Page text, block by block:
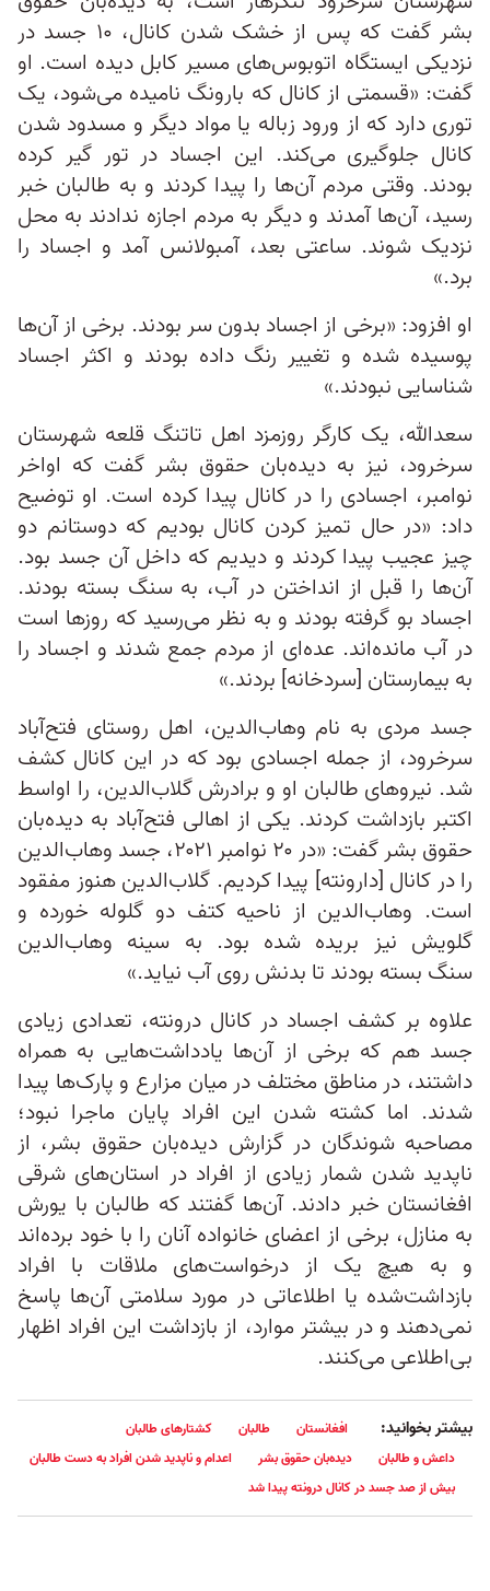
بشر گفت که پس از خشک شدن کانال، ۱۰ جسد در
نزدیکی ایستگاه اتوبوس‌های مسیر کابل دیده است. او
گفت: «قسمتی از کانال که بارونگ نامیده می‌شود، یک
توری دارد که از ورود زباله یا مواد دیگر و مسدود شدن
کانال جلوگیری می‌کند. این اجساد در تور گیر کرده
بودند. وقتی مردم آن‌ها را پیدا کردند و به طالبان خبر
رسید، آن‌ها آمدند و دیگر به مردم اجازه ندادند به محل
نزدیک شوند. ساعتی بعد، آمبولانس آمد و اجساد را
برد.»
او افزود: «برخی از اجساد بدون سر بودند. برخی از آن‌ها
پوسیده شده و تغییر رنگ داده بودند و اکثر اجساد
شناسایی نبودند.»
سعدالله، یک کارگر روزمزد اهل تاتنگ قلعه شهرستان
سرخرود، نیز به دیده‌بان حقوق بشر گفت که اواخر
نوامبر، اجسادی را در کانال پیدا کرده است. او توضیح
داد: «در حال تمیز کردن کانال بودیم که دوستانم دو
چیز عجیب پیدا کردند و دیدیم که داخل آن جسد بود.
آن‌ها را قبل از انداختن در آب، به سنگ بسته بودند.
اجساد بو گرفته بودند و به نظر می‌رسید که روزها است
در آب مانده‌اند. عده‌ای از مردم جمع شدند و اجساد را
به بیمارستان [سردخانه] بردند.»
جسد مردی به نام وهاب‌الدین، اهل روستای فتح‌آباد
سرخرود، از جمله اجسادی بود که در این کانال کشف
شد. نیروهای طالبان او و برادرش گلاب‌الدین، را اواسط
اکتبر بازداشت کردند. یکی از اهالی فتح‌آباد به دیده‌بان
حقوق بشر گفت: «در ۲۰ نوامبر ۲۰۲۱، جسد وهاب‌الدین
را در کانال [دارونته] پیدا کردیم. گلاب‌الدین هنوز مفقود
است. وهاب‌الدین از ناحیه کتف دو گلوله خورده و
گلویش نیز بریده شده بود. به سینه وهاب‌الدین
سنگ بسته بودند تا بدنش روی آب نیاید.»
علاوه بر کشف اجساد در کانال درونته، تعدادی زیادی
جسد هم که برخی از آن‌ها یادداشت‌هایی به همراه
داشتند، در مناطق مختلف در میان مزارع و پارک‌ها پیدا
شدند. اما کشته شدن این افراد پایان ماجرا نبود؛
مصاحبه شوندگان در گزارش دیده‌بان حقوق بشر، از
ناپدید شدن شمار زیادی از افراد در استان‌های شرقی
افغانستان خبر دادند. آن‌ها گفتند که طالبان با یورش
به منازل، برخی از اعضای خانواده آنان را با خود برده‌اند
و به هیچ یک از درخواست‌های ملاقات با افراد
بازداشت‌شده یا اطلاعاتی در مورد سلامتی آن‌ها پاسخ
نمی‌دهند و در بیشتر موارد، از بازداشت این افراد اظهار
بی‌اطلاعی می‌کنند.
بیشتر بخوانید: افغانستان طالبان
کشتارهای طالبان
داعش و طالبان
دیده‌بان حقوق بشر
اعدام و ناپدید شدن افراد به دست طالبان
بیش از صد جسد در کانال درونته پیدا شد